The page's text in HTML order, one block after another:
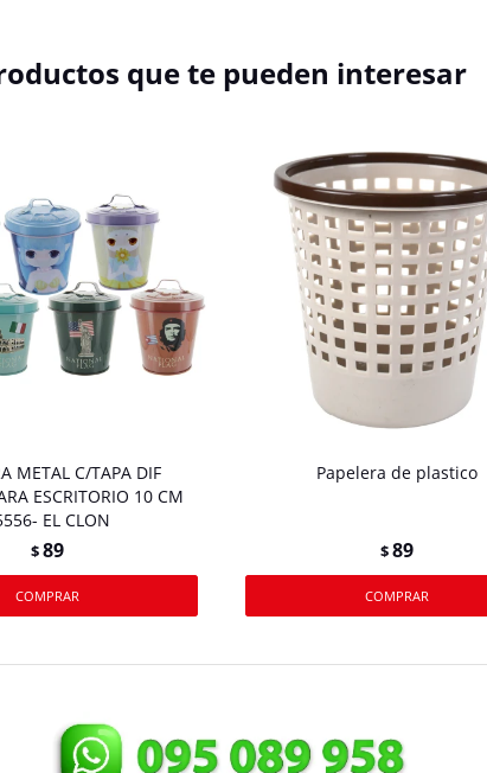
que te pueden interesar
METAL C/TAPA DIF
ESCRITORIO 10 CM
EL CLON
$89
Papelera de plastico
$89